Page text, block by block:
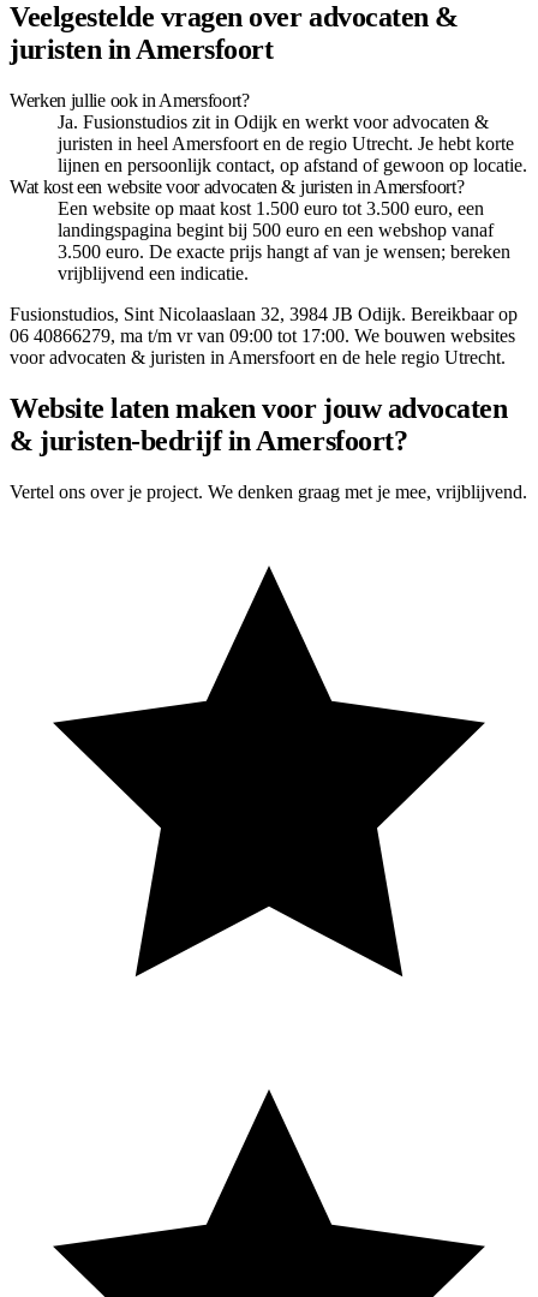
Veelgestelde vragen over advocaten &
juristen in Amersfoort
Werken jullie ook in Amersfoort?
Ja. Fusionstudios zit in Odijk en werkt voor advocaten &
juristen in heel Amersfoort en de regio Utrecht. Je hebt korte
lijnen en persoonlijk contact, op afstand of gewoon op locatie.
Wat kost een website voor advocaten & juristen in Amersfoort?
Een website op maat kost 1.500 euro tot 3.500 euro, een
landingspagina begint bij 500 euro en een webshop vanaf
3.500 euro. De exacte prijs hangt af van je wensen; bereken
vrijblijvend een indicatie.
Fusionstudios, Sint Nicolaaslaan 32, 3984 JB Odijk. Bereikbaar op
06 40866279, ma t/m vr van 09:00 tot 17:00. We bouwen websites
vooradvocaten & juristen in Amersfoort en de hele regio Utrecht.
Website laten maken voor jouw advocaten
& juristen-bedrijf in Amersfoort?
Vertel ons over je project. We denken graag met je mee, vrijblijvend.